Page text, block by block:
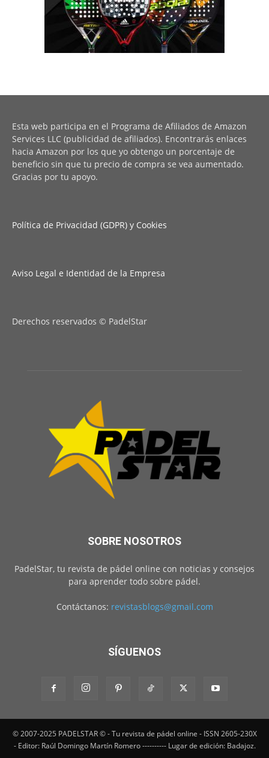
Esta web participa en el Programa de Afiliados de Amazon
Services LLC (publicidad de afiliados). Encontrarás enlaces
hacia Amazon por los que yo obtengo un porcentaje de
beneficio sin que tu precio de compra se vea aumentado.
Gracias por tu apoyo.
Política de Privacidad (GDPR) y Cookies
Aviso Legal e Identidad de la Empresa
Derechos reservados © PadelStar
SOBRE NOSOTROS
PadelStar, tu revista de pádel online con noticias y consejos
para aprender todo sobre pádel.
Contáctanos: revistasblogs@gmail.com
SÍGUENOS
© 2007-2025 PADELSTAR © - Tu revista de pádel online - ISSN 2605-230X
- Editor: Raúl Domingo Martín Romero ---------- Lugar de edición: Badajoz.